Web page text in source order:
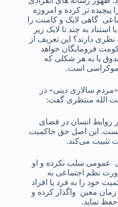
تر کرده و امروزه
گاهی لایک و کامنت را
به چند تا لایک زیر
دارند؟ این تعریف از
فرومایگان خواهد
یا به هر شکلی که
است.
سالاری دینی» در
الله منتظری گفت:
روابط انسان در فضای
این اصل حق حاکمیت
تثبیت می‌کند.
عمومی سلب نکرده و او
نظم اجتماعی به
را به فرد یا افراد
معین واگذار کرده و
نماید.